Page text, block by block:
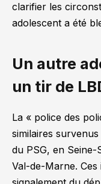
clarifier les
adolescent a été
Un autre
un tir de
La « police des
similaires
du PSG, en
Val-de-Marne. Ces